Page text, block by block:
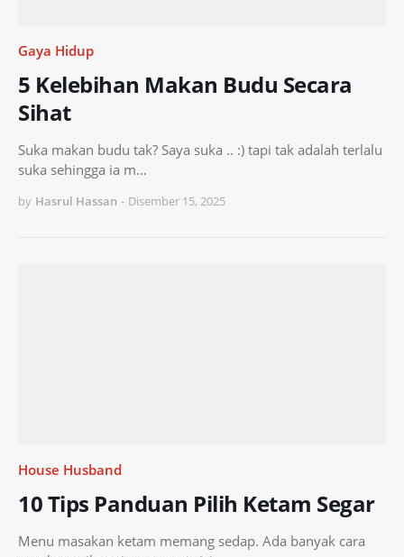
Gaya Hidup
5 Kelebihan Makan Budu Secara
Sihat
Suka makan budu tak? Saya suka .. :) tapi tak adalah terlalu
suka sehingga ia m…
by Hasrul Hassan - Disember 15, 2025
House Husband
10 Tips Panduan Pilih Ketam Segar
Menu masakan ketam memang sedap. Ada banyak cara